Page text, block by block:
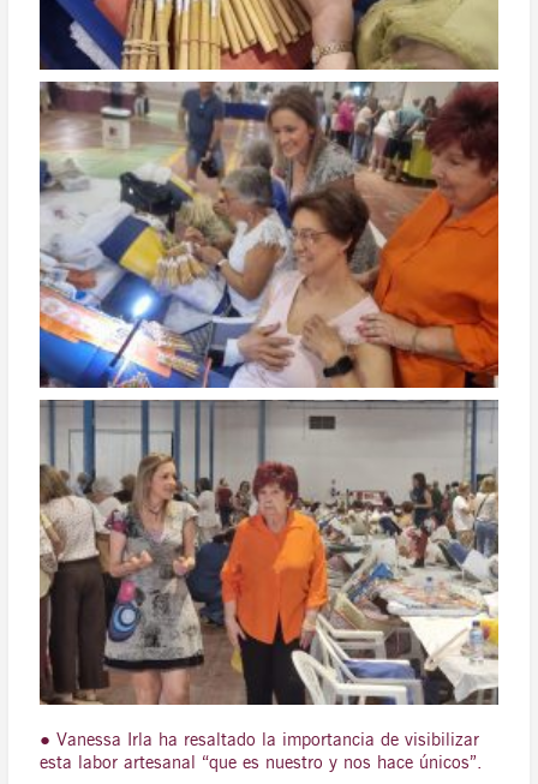
● Vanessa Irla ha resaltado la importancia de visibilizar
esta labor artesanal “que es nuestro y nos hace únicos”.